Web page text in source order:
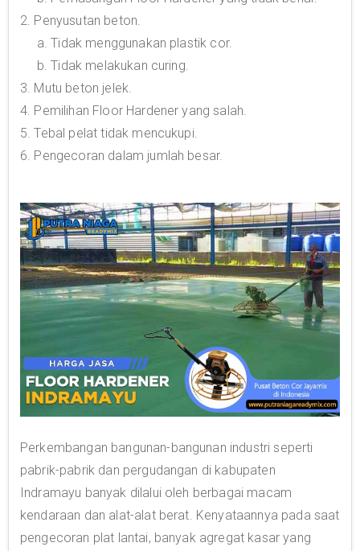
2. Penyusutan beton.
a. Tidak menggunakan plastik cor.
b. Tidak melakukan curing.
3. Mutu beton jelek.
4. Pemilihan Floor Hardener yang salah.
5. Tebal pelat tidak mencukupi.
6. Pengecoran dalam jumlah besar.
Perkembangan bangunan-bangunan industri seperti
pabrik-pabrik dan pergudangan di kabupaten
Indramayu banyak dilalui oleh berbagai macam
kendaraan dan alat-alat berat. Kenyataannya pada saat
pengecoran plat lantai, banyak agregat kasar yang